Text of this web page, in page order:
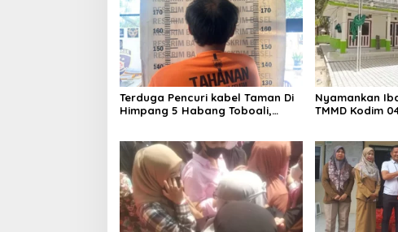
Terduga Pencuri kabel Taman Di
Himpang 5 Habang Toboali,
Nyamankan
TMMD Kodim